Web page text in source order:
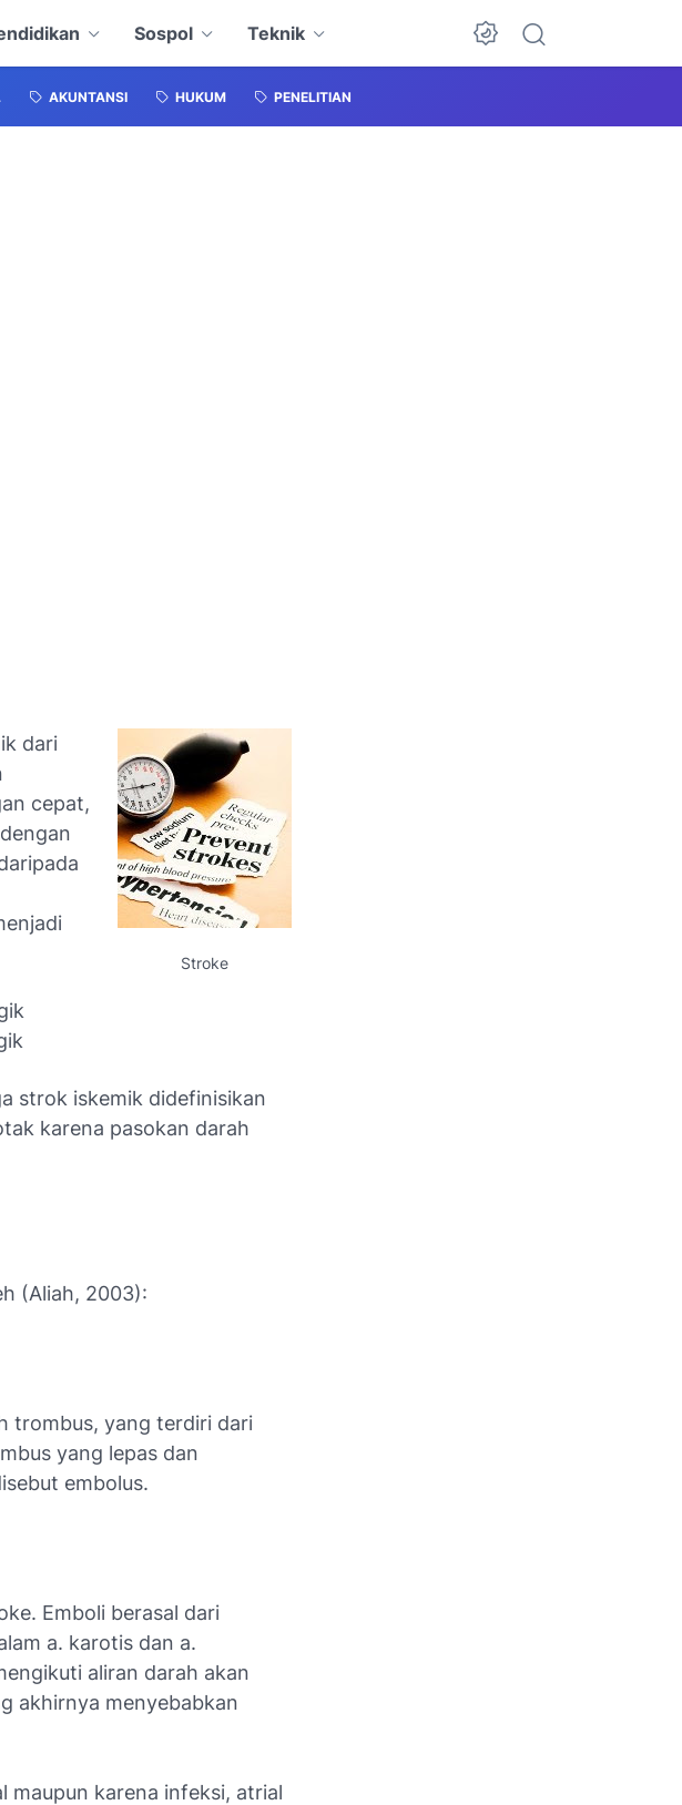
Sospol Teknik
AKUNTANSI HUKUM PENELITIAN
Stroke
dari
cepat,
strok iskemik didefinisikan
karena pasokan darah
(Aliah, 2003):
trombus, yang terdiri dari
yang lepas dan
embolus.
Emboli berasal dari
a. karotis dan a.
aliran darah akan
akhirnya menyebabkan
maupun karena infeksi, atrial